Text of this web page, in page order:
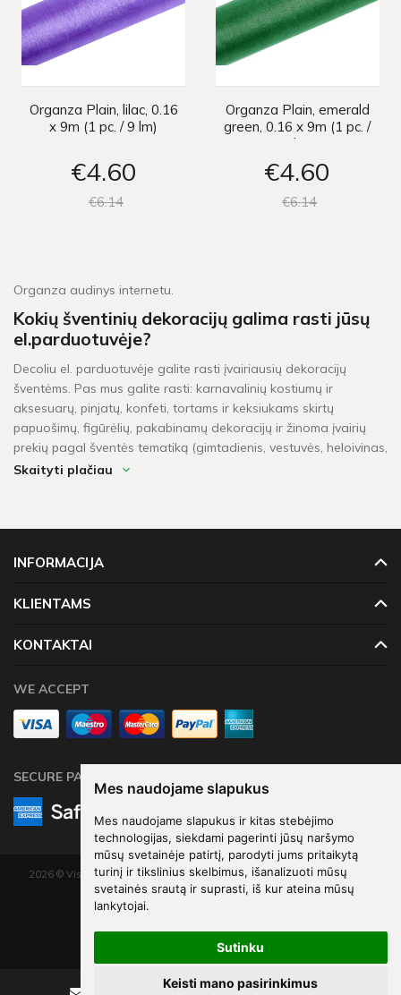
Mes naudojame slapukus
Mes naudojame slapukus ir kitas stebėjimo
technologijas, siekdami pagerinti jūsų naršymo
mūsų svetainėje patirtį, parodyti jums pritaikytą
turinį ir tikslinius skelbimus, išanalizuoti mūsų
svetainės srautą ir suprasti, iš kur ateina mūsų
lankytojai.
Sutinku
Keisti mano pasirinkimus
Organza Plain, lilac, 0.16
x 9m (1 pc. / 9 lm)
€4 60
€614
Organza Plain, emerald
green, 0.16 x 9m (1 pc. /
9 lm)
€4 60
€614
Organza audinys internetu.
Kokių šventinių dekoracijų galima rasti jūsų
el.parduotuvėje?
Decoliu el. parduotuvėje galite rasti įvairiausių dekoracijų
šventėms. Pas mus galite rasti: karnavalinių kostiumų ir
aksesuarų, pinjatų, konfeti, tortams ir keksiukams skirtų
papuošimų, figūrėlių, pakabinamų dekoracijų ir žinoma įvairių
prekių pagal šventės tematiką (gimtadienis, vestuvės, heloivinas,
kalėdos, krikštynos, mergvakaris, „baby shower" ir t.t.).
Šventinės dekoracijos pažymėtos žaliu sandėlio ženkleliu yra
neturime, pristatymas gali užtrukti tarp 4 - 16 darbo dienų.
nemokamas pristatymas!
Skaityti plačiau
INFORMACIJA
KLIENTAMS
KONTAKTAI
WE ACCEPT
SECURE PAYMENTS
2026 © Visos teisės saugomos. Kopijuoti, platinti svetainės turinį be autorių
sutikimo draudžiama.
Elektroninių parduotuvių nuoma